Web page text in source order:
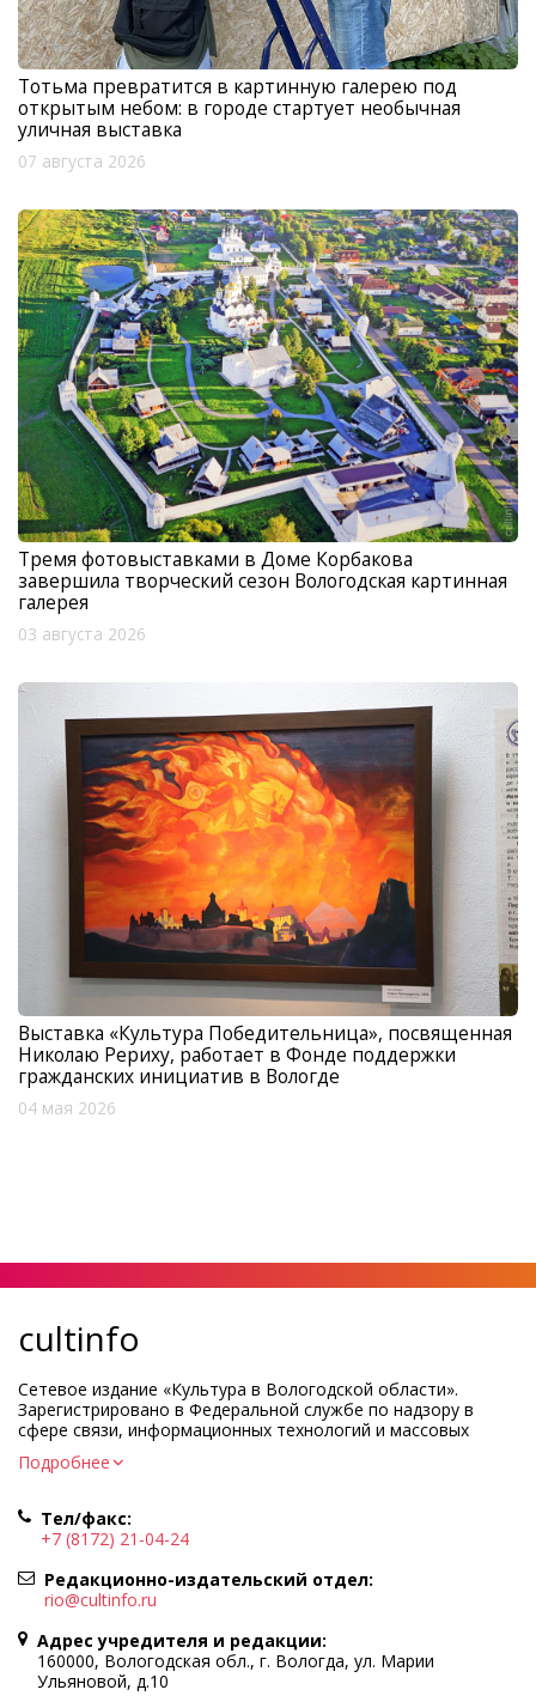
Тотьма превратится в картинную галерею под
открытым небом: в городе стартует необычная
уличная выставка
07 августа 2026
Тремя фотовыставками в Доме Корбакова
завершила творческий сезон Вологодская картинная
галерея
03 августа 2026
Выставка «Культура Победительница», посвященная
Николаю Рериху, работает в Фонде поддержки
гражданских инициатив в Вологде
04 мая 2026
cultinfo
Сетевое издание «Культура в Вологодской области».
Зарегистрировано в Федеральной службе по надзору в
сфере связи, информационных технологий и массовых
коммуникаций.
Регистрационный номер и дата принятия решения о
Учредитель КУ ВО «Информационно-аналитический центр
культуры»
Адрес учредителя и редакции: 160000, Вологодская обл., г.
Вологда, ул. Марии Ульяновой, д.10
Главный редактор — Легчанова Елена Григорьевна
Политика в отношении обработки персональных данных
При полном или частичном использовании информации
Подробнее
Тел/факс:
+7 (8172) 21-04-24
Редакционно-издательский отдел:
rio@cultinfo.ru
Адрес учредителя и редакции:
160000, Вологодская обл., г. Вологда, ул. Марии
Ульяновой, д.10